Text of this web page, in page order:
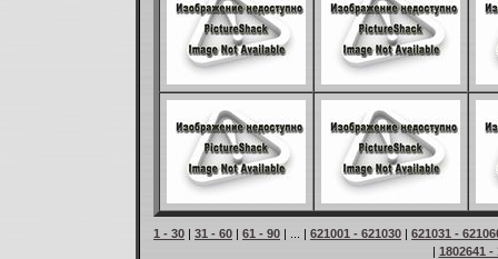
1 - 30 | 31 - 60 | 61 - 90 | ... | 621001 - 621030 | 621031 -
| 1802641 -